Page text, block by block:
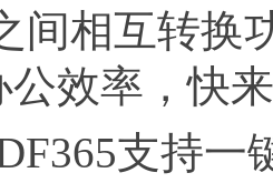
间相互转换
公效率，快
支持一键